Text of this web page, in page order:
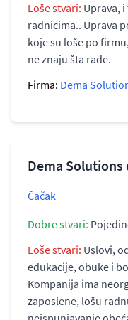
Loše stvari: Uprava,
radnicima.. Uprava
koje su loše po
ne znaju šta rade.
Firma: Dema
Dema Solutions
Čačak
Dobre stvari:
Loše stvari: Uslovi,
edukacije, obuke i
Kompanija ima
zaposlene, lošu